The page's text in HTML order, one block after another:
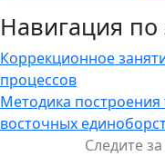
Навигация по
Коррекционное
процессов
Методика
восточных
Следите